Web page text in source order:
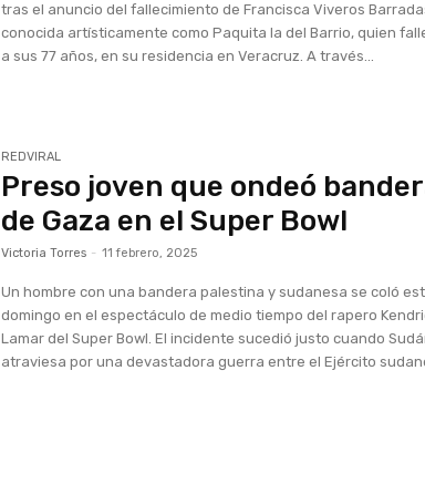
tras el anuncio del fallecimiento de Francisca Viveros
conocida artísticamente como Paquita la del Barrio, quien
a sus 77 años, en su residencia en Veracruz. A través...
REDVIRAL
Preso joven que ondeó
de Gaza en el Super Bowl
Victoria Torres - 11 febrero, 2025
Un hombre con una bandera palestina y sudanesa se coló
domingo en el espectáculo de medio tiempo del rapero
Lamar del Super Bowl. El incidente sucedió justo cuando
atraviesa por una devastadora guerra entre el Ejército